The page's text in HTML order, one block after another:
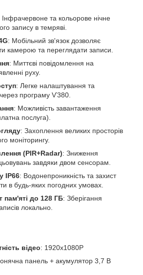
Інфрачервоне та кольорове нічне
запису в темряві.
: Мобільний зв'язок дозволяє
камерою та переглядати записи.
: Миттєві повідомлення на
руху.
: Легке налаштування та
програму Ѵ380.
: Можливість завантаження
послуга).
: Захоплення великих просторів
моніторингу.
(PIR+Radar): Зниження
завдяки двом сенсорам.
IP66: Водонепроникність та захист
в будь-яких погодних умовах.
пам'яті до 128 ГБ: Зберігання
локально.
відео: 1920х1080Р
панель + акумулятор 3,7 В